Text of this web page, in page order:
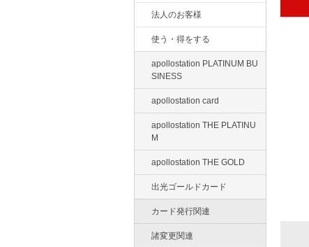
法人のお客様
使う・得をする
apollostation PLATINUM BU
SINESS
apollostation card
apollostation THE PLATINU
M
apollostation THE GOLD
出光ゴールドカード
カード発行関連
諸変更関連